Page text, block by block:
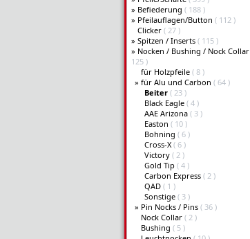
» Befiederung ( 188 )
» Pfeilauflagen/Button ( 112 )
Clicker ( 27 )
» Spitzen / Inserts ( 115 )
» Nocken / Bushing / Nock Collar
125 )
für Holzpfeile ( 8 )
» für Alu und Carbon ( 64 )
Beiter ( 23 )
Black Eagle ( 4 )
AAE Arizona ( 3 )
Easton ( 10 )
Bohning ( 6 )
Cross-X( 6 )
Victory ( 2 )
Gold Tip ( 4 )
Carbon Express ( 2 )
QAD ( 1 )
Sonstige ( 3 )
» Pin Nocks / Pins ( 36 )
Nock Collar ( 2 )
Bushing ( 5 )